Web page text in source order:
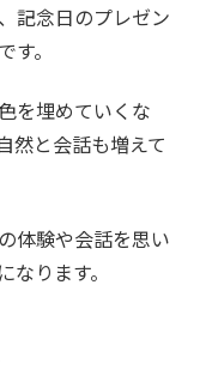
記念日のプレゼン
。
を埋めていくな
然と会話も増えて
体験や会話を思い
ります。